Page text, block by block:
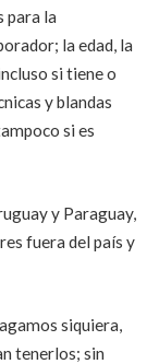
para la
la edad, la
si tiene o
y blandas
si es
y Paraguay,
fuera del país y
siquiera,
tenerlos; sin